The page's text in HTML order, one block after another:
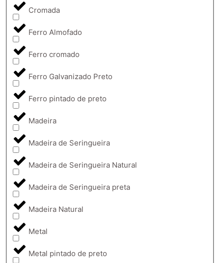
Cromada
Ferro Almofado
Ferro cromado
Ferro Galvanizado Preto
Ferro pintado de preto
Madeira
Madeira de Seringueira
Madeira de Seringueira Natural
Madeira de Seringueira preta
Madeira Natural
Metal
Metal pintado de preto